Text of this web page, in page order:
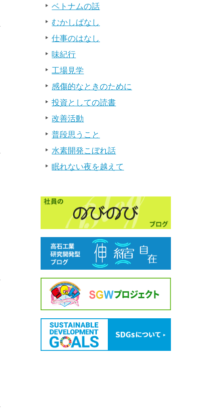
ベトナムの話
むかしばなし
仕事のはなし
味紀行
工場見学
感傷的なときのために
投資としての読書
改善活動
普段思うこと
水素開発こぼれ話
眠れない夜を越えて